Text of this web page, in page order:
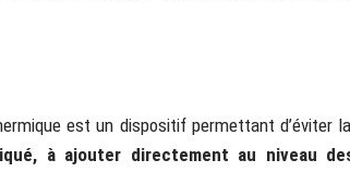
est un dispositif permettant d’éviter
à ajouter directement au niveau